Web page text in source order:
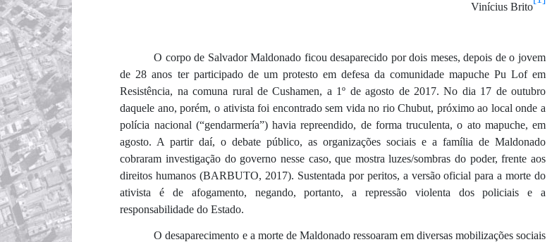
Vinícius Brito
O corpo de Salvador Maldonado ficou desaparecido por dois meses, depois de o jovem
de 28 anos ter participado de um protesto em defesa da comunidade mapuche Pu Lof em
Resistência, na comuna rural de Cushamen, a 1º de agosto de 2017. No dia 17 de outubro
daquele ano, porém, o ativista foi encontrado sem vida no rio Chubut, próximo ao local onde a
polícia nacional (“gendarmería”) havia repreendido, de forma truculenta, o ato mapuche, em
agosto. A partir daí, o debate público, as organizações sociais e a família de Maldonado
cobraram investigação do governo nesse caso, que mostra luzes/sombras do poder, frente aos
direitos humanos (BARBUTO, 2017). Sustentada por peritos, a versão oficial para a morte do
ativista é de afogamento, negando, portanto, a repressão violenta dos policiais e a
responsabilidade do Estado.
O desaparecimento e a morte de Maldonado ressoaram em diversas mobilizações sociais